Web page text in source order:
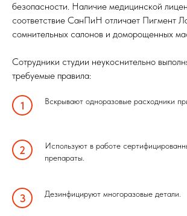
безопасности. Наличие медицинской
соответствие СанПиН отличает Пигмент
сомнительных салонов и доморощенных
Сотрудники студии неукоснительно
требуемые правила:
Вскрывают одноразовые расходники
Используют в работе
препараты.
Дезинфицируют многоразовые детали.